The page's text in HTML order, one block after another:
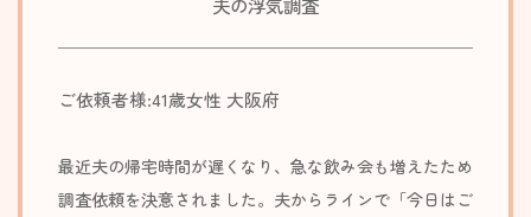
ご依頼者様:41歳女性 大阪府
最近夫の帰宅時間が遅くなり、急な飲み会も増えたため
調査依頼を決意されました。夫からラインで「今日はご